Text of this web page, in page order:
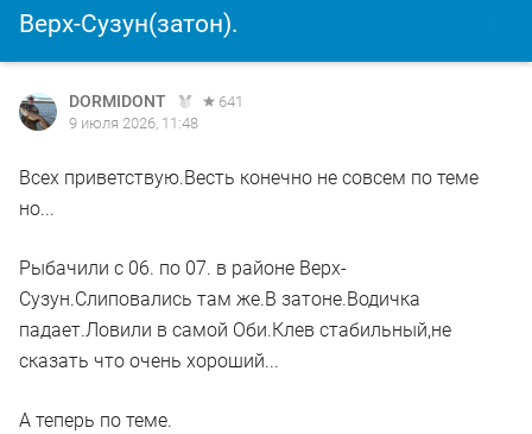
Верх-Сузун(затон).
DORMIDONT
641
9 июля 2026, 11:48
Всех приветствую.Весть конечно не совсем по теме
но...
Рыбачили с 06. по 07. в районе Верх-
Сузун.Слиповались там же.В затоне.Водичка
падает.Ловили в самой Оби.Клев стабильный,не
сказать что очень хороший...
А теперь по теме.